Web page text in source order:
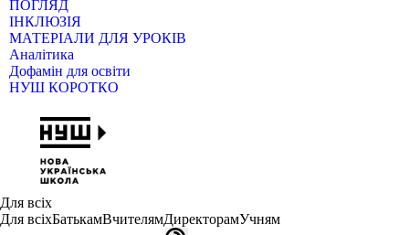
ПОГЛЯД
ІНКЛЮЗІЯ
МАТЕРІАЛИ ДЛЯ УРОКІВ
Аналітика
Дофамін для освіти
НУШ КОРОТКО
Для всіх
Для всіхБатькамВчителямДиректорамУчням